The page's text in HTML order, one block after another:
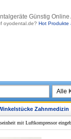
Günstig
oyodental.de? Hot Produkte
Zahnmedizin
mit Luftkompressor